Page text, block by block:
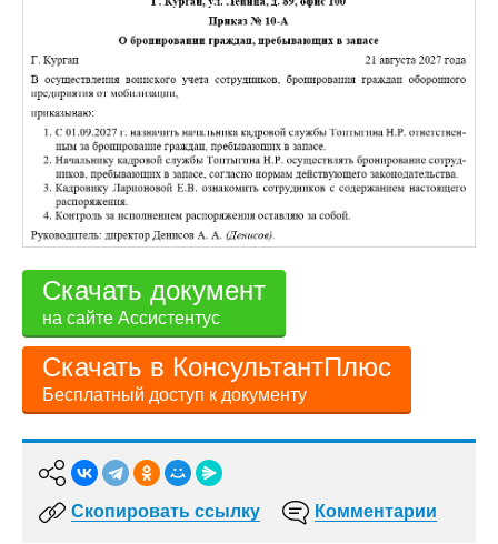
Скачать документ
на сайте Ассистентус
Скачать в КонсультантПлюс
Бесплатный доступ к документу
Скопировать ссылку Комментарии